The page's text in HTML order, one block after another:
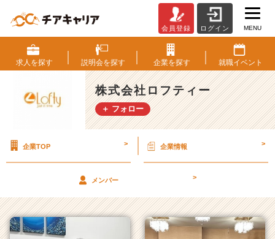
式
会
社
ロ
フ
テ
タ
ラ
イ
会員登録 ログイン MENU
求人を探す 説明会を探す 企業を探す 就職イベント
株式会社ロフティー
＋ フォロー
企業TOP > 企業情報 >
メンバー >